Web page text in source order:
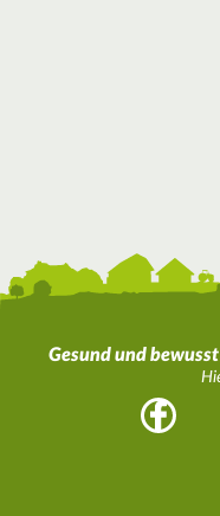
Gesund und